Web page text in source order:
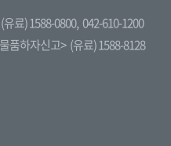
(유료) 1588-0800, 042-610-1200
품하자신고> (유료) 1588-8128